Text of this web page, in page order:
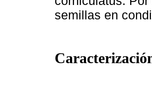
semillas en